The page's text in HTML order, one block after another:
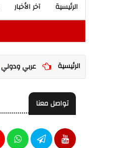
آخر الأخبار الرئيسية
الرئيسية عربي ودولي
تواصل معنا